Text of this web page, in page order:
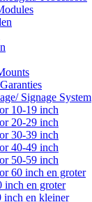
Signage System
10-19 inch
20-29 inch
30-39 inch
40-49 inch
50-59 inch
60 inch en groter
en groter
en kleiner